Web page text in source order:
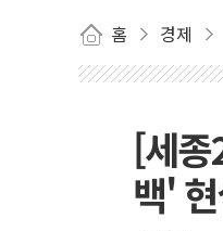
홈 경제
[세
백'